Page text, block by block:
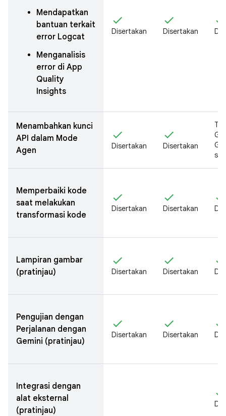
Mendapatkan
bantuan terkait
error Logcat
Menganalisis
error di App
Quality
Insights
check
Disertakan
check
Disertakan
check
Menambahkan kunci
API dalam Mode
Agen
check
Disertakan
check
Disertakan
Memperbaiki kode
saat melakukan
transformasi kode
check
Disertakan
check
Disertakan
check
Lampiran gambar
(pratinjau)
check
Disertakan
check
Disertakan
check
Pengujian dengan
Perjalanan dengan
Gemini (pratinjau)
check
Disertakan
check
Disertakan
check
Integrasi dengan
alat eksternal
(pratinjau)
check